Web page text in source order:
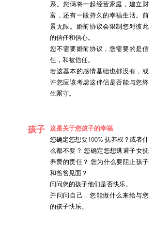
系。您俩将一起经营家庭，建立财
富，还有一段持久的幸福生活。前
景无限。婚前协议会限制您对彼此
的信任和信心。
您不需要婚前协议，您需要的是信
任，和被信任。
若这基本的感情基础也都没有，或
许您应该考虑这伴侣是否能与您终
生厮守。
孩子
这是关于您孩子的幸福
您确定您想要100% 抚养权？或者什
么都不要？ 您确定您想逃避子女抚
养费的责任？ 您为什么要阻止孩子
和爸爸见面？
问问您的孩子他们是否快乐。
并问问自己，您能做什么来给与您
的孩子快乐。